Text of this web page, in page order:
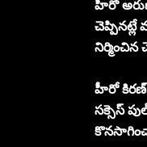
హీరో
చెప్పినట్లే
హీరో కిరణ్
సక్సెస్